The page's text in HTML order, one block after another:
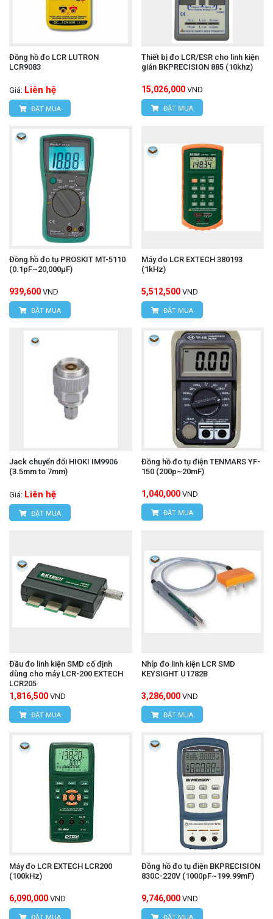
Đồng hồ đo LCR LUTRON
LCR9083
Giá: Liên hệ
ĐẶT MUA
Thiết bị đo LCR/ESR cho linh kiện
gián BKPRECISION 885 (10khz)
15,026,000 VND
ĐẶT MUA
Đồng hồ đo tụ PROSKIT MT-5110
(0.1pF~20,000μF)
939,600 VND
ĐẶT MUA
Máy đo LCR EXTECH 380193
(1kHz)
5,512,500 VND
ĐẶT MUA
Jack chuyển đổi HIOKI IM9906
(3.5mm to 7mm)
Giá: Liên hệ
ĐẶT MUA
Đồng hồ đo tụ điện TENMARS YF-
150 (200p~20mF)
1,040,000 VND
ĐẶT MUA
Đầu đo linh kiện SMD cố định
dùng cho máy LCR-200 EXTECH
LCR205
1,816,500 VND
ĐẶT MUA
Nhíp đo linh kiện LCR SMD
KEYSIGHT U1782B
3,286,000 VND
ĐẶT MUA
Máy đo LCR EXTECH LCR200
(100kHz)
6,090,000 VND
ĐẶT MUA
Đồng hồ đo tụ điện BKPRECISION
830C-220V (1000pF~199.99mF)
9,746,000 VND
ĐẶT MUA